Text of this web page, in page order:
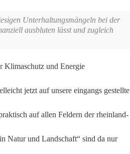
Unterhaltungsmängeln bei der
ausbluten lässt und zugleich
Klimaschutz und Energie
jetzt auf unsere eingangs gestellte
auf allen Feldern der rheinland-
Natur und Landschaft“ sind da nur